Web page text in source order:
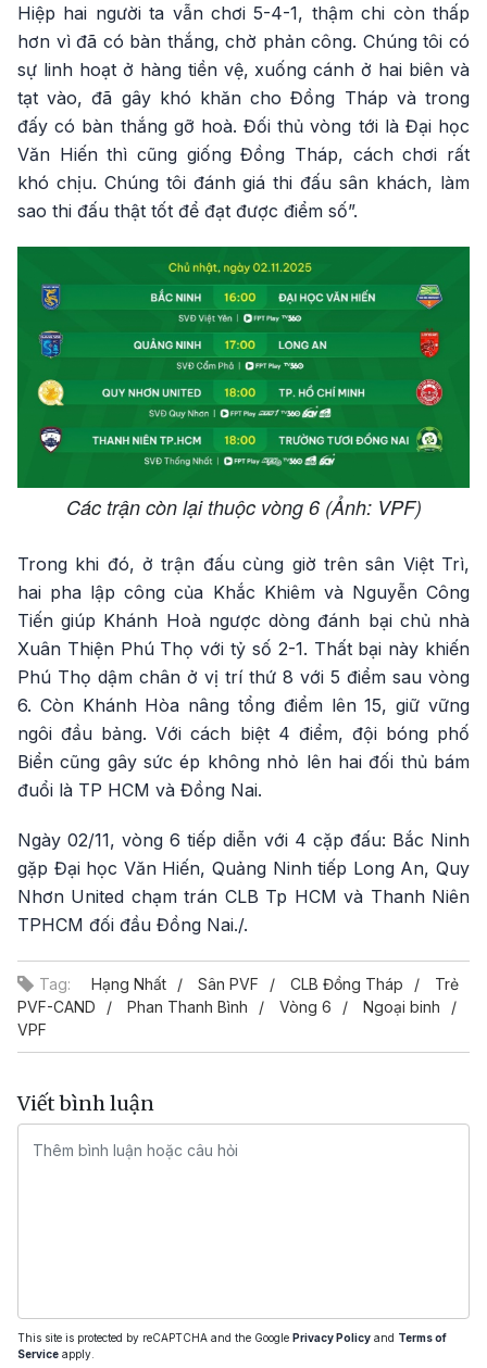
Hiệp hai người ta vẫn chơi 5-4-1, thậm chi còn thấp
hơn vì đã có bàn thắng, chờ phản công. Chúng tôi có
sự linh hoạt ở hàng tiền vệ, xuống cánh ở hai biên và
tạt vào, đã gây khó khăn cho Đồng Tháp và trong
đấy có bàn thắng gỡ hoà. Đối thủ vòng tới là Đại học
Văn Hiến thì cũng giống Đồng Tháp, cách chơi rất
khó chịu. Chúng tôi đánh giá thi đấu sân khách, làm
sao thi đấu thật tốt để đạt được điểm số”.
Các trận còn lại thuộc vòng 6 (Ảnh: VPF)
Trong khi đó, ở trận đấu cùng giờ trên sân Việt Trì,
hai pha lập công của Khắc Khiêm và Nguyễn Công
Tiến giúp Khánh Hoà ngược dòng đánh bại chủ nhà
Xuân Thiện Phú Thọ với tỷ số 2-1. Thất bại này khiến
Phú Thọ dậm chân ở vị trí thứ 8 với 5 điểm sau vòng
6. Còn Khánh Hòa nâng tổng điểm lên 15, giữ vững
ngôi đầu bảng. Với cách biệt 4 điểm, đội bóng phố
Biển cũng gây sức ép không nhỏ lên hai đối thủ bám
đuổi là TP HCM và Đồng Nai.
Ngày 02/11, vòng 6 tiếp diễn với 4 cặp đấu: Bắc Ninh
gặp Đại học Văn Hiến, Quảng Ninh tiếp Long An, Quy
Nhơn United chạm trán CLB Tp HCM và Thanh Niên
TPHCM đối đầu Đồng Nai./.
Tag: Hạng Nhất Sân PVF CLB Đồng Tháp
Trẻ
PVF-CAND
Phan Thanh Bình Vòng 6
Ngoại binh
VPF
Viết bình luận
This site is protected by reCAPTCHA and the Google Privacy Policy and Terms of
Service apply.